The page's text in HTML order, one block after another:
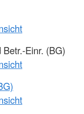
Einr. (BG)